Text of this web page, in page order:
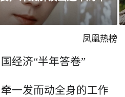
凤凰热榜
经济“半年答卷”
一发而动全身的工作